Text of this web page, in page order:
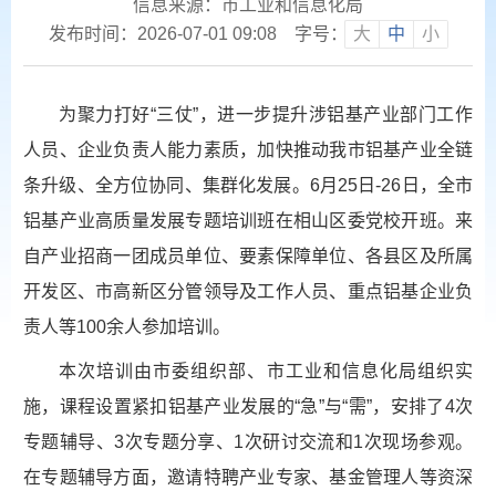
信息来源：市工业和信息化局
发布时间：2026-07-01 09:08
字号： 大 中 小
为聚力打好“三仗”，进一步提升涉铝基产业部门工作
人员、企业负责人能力素质，加快推动我市铝基产业全链
条升级、全方位协同、集群化发展。6月25日-26日，全市
铝基产业高质量发展专题培训班在相山区委党校开班。来
自产业招商一团成员单位、要素保障单位、各县区及所属
开发区、市高新区分管领导及工作人员、重点铝基企业负
责人等100余人参加培训。
本次培训由市委组织部、市工业和信息化局组织实
施，课程设置紧扣铝基产业发展的“急”与“需”，安排了4次
专题辅导、3次专题分享、1次研讨交流和1次现场参观。
在专题辅导方面，邀请特聘产业专家、基金管理人等资深